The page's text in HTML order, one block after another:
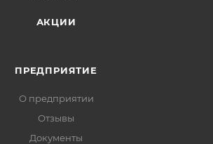
АКЦИИ
ПРЕДПРИЯТИЕ
О предприятии
Отзывы
Документы